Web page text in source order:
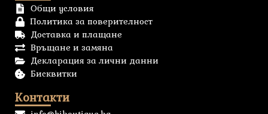
Общи условия
Политика за поверителност
Доставка и плащане
Връщане и замяна
Декларация за лични данни
Бисквитки
Контакти